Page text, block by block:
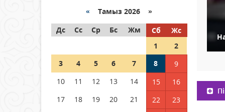
граждане Казахстана,
находящиеся за рубежом?
05 тамыз 2026 ж. 144
Шетелде жүрген Қазақстан
азаматтары қалай дауыс
бере алады?
« Тамыз 2026 »
Дс
Сс Ср Бс Жм Сб
Жс
1
2
3
4 5 6 7 8
9
10
11 12 13 14 15
16
17
18 19 20 21 22
23